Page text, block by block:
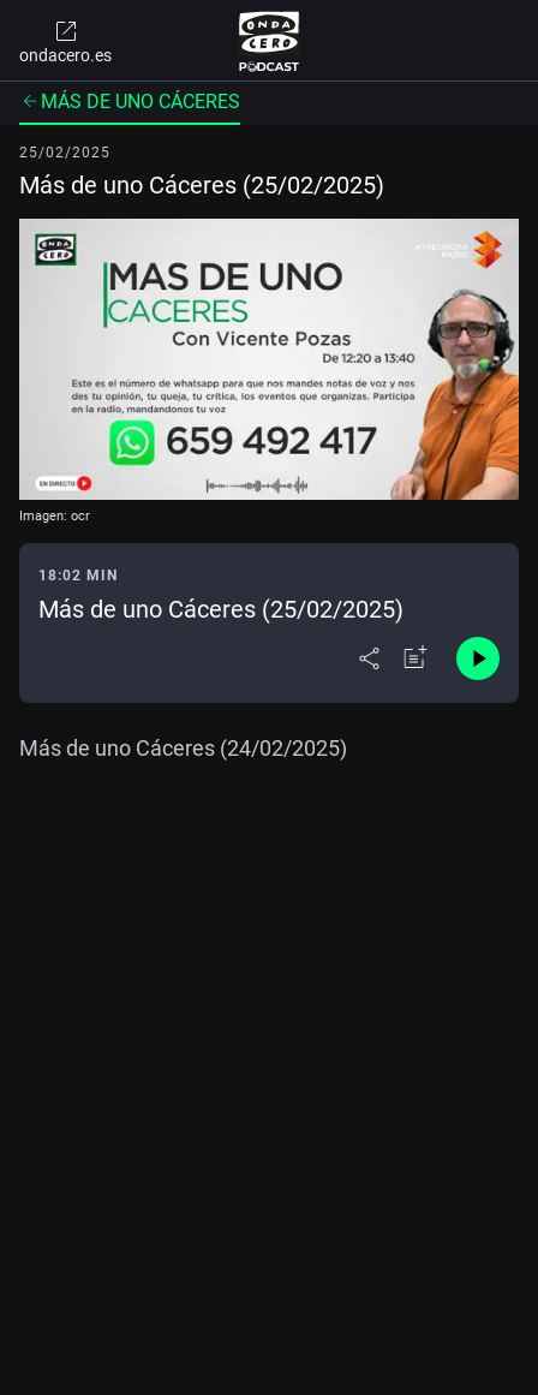
ondacero.es
MÁS DE UNO CÁCERES
25/02/2025
Más de uno Cáceres (25/02/2025)
Imagen: ocr
18:02 MIN
Más de uno Cáceres (25/02/2025)
Más de uno Cáceres (24/02/2025)